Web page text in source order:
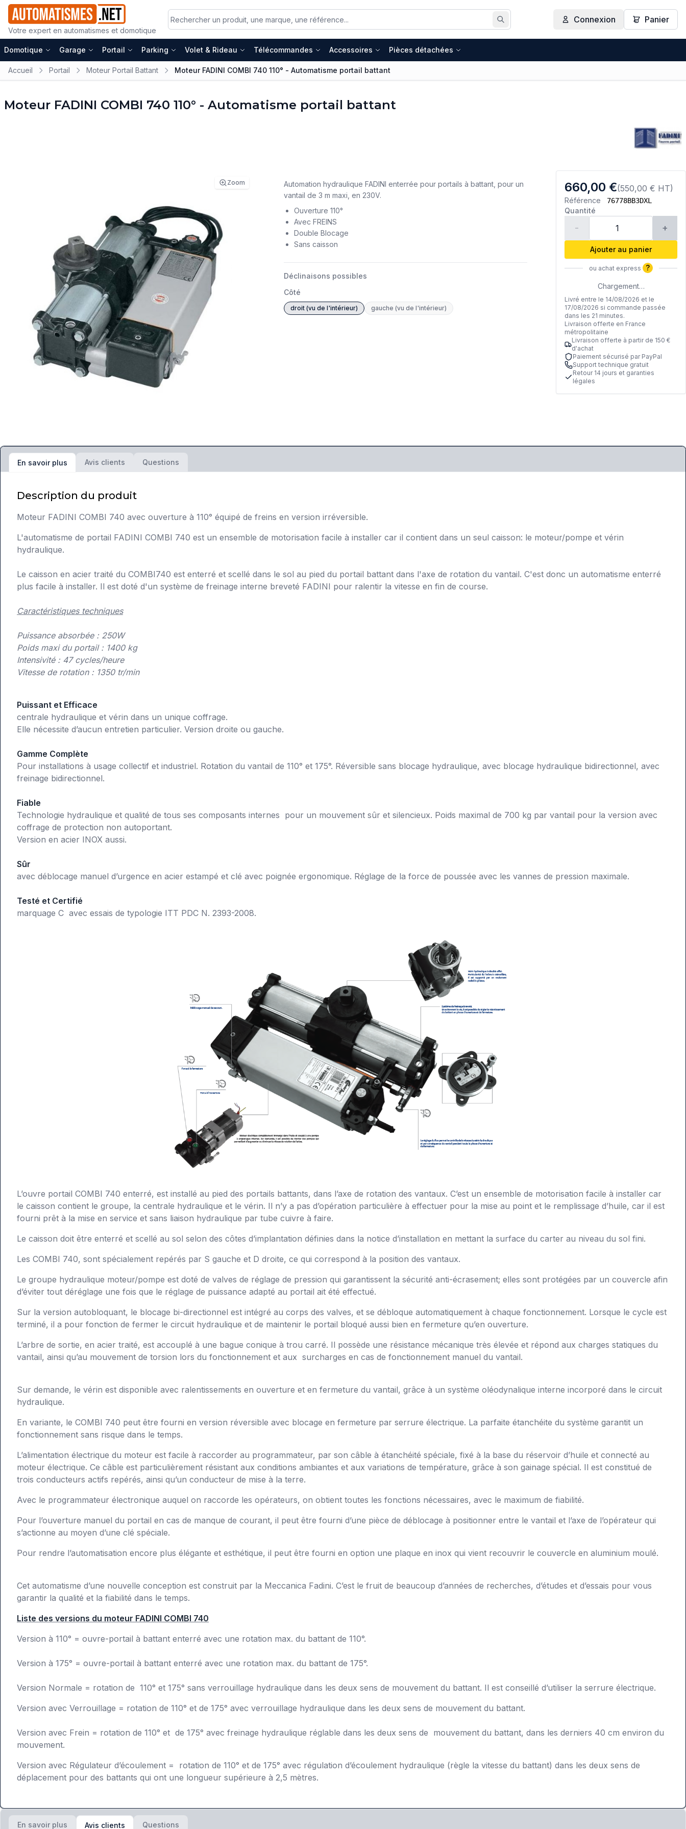
Votre expert en automatismes et domotique
Rechercher
Connexion Panier
Domotique Garage Portail Parking Volet & Rideau Télécommandes Accessoires Pièces détachées
Accueil Portail Moteur Portail Battant Moteur FADINI COMBI 740 110° - Automatisme portail battant
Moteur FADINI COMBI 740 110° - Automatisme portail battant
Zoom 660,00 €(550,00 € HT)
Référence 76778BB3DXL
Quantité
- +
Ajouter au panier
ou achat express ?
Chargement…
Livré entre le 14/08/2026 et le
17/08/2026 si commande passée
dans les 21 minutes.
Livraison offerte en France
métropolitaine
Livraison offerte à partir de 150 €
d'achat
Paiement sécurisé par PayPal
Support technique gratuit
Retour 14 jours et garanties
légales
Automation hydraulique FADINI enterrée pour portails à battant, pour un
vantail de 3 m maxi, en 230V.
Ouverture 110°
Avec FREINS
Double Blocage
Sans caisson
Déclinaisons possibles
Côté
droit (vu de l'intérieur) gauche (vu de l'intérieur)
En savoir plus Avis clients Questions
Description du produit
Moteur FADINI COMBI 740 avec ouverture à 110° équipé de freins en version irréversible.
L'automatisme de portail FADINI COMBI 740 est un ensemble de motorisation facile à installer car il contient dans un seul caisson: le moteur/pompe et vérin
hydraulique.
Le caisson en acier traité du COMBI740 est enterré et scellé dans le sol au pied du portail battant dans l'axe de rotation du vantail. C'est donc un automatisme enterré
plus facile à installer. Il est doté d'un système de freinage interne breveté FADINI pour ralentir la vitesse en fin de course.
Caractéristiques techniques
Puissance absorbée : 250W
Poids maxi du portail : 1400 kg
Intensivité : 47 cycles/heure
Vitesse de rotation : 1350 tr/min
Puissant et Efficace
centrale hydraulique et vérin dans un unique coffrage.
Elle nécessite d’aucun entretien particulier. Version droite ou gauche.
Gamme Complète
Pour installations à usage collectif et industriel. Rotation du vantail de 110° et 175°. Réversible sans blocage hydraulique, avec blocage hydraulique bidirectionnel, avec
freinage bidirectionnel.
Fiable
Technologie hydraulique et qualité de tous ses composants internes pour un mouvement sûr et silencieux. Poids maximal de 700 kg par vantail pour la version avec
coffrage de protection non autoportant.
Version en acier INOX aussi.
Sûr
avec déblocage manuel d’urgence en acier estampé et clé avec poignée ergonomique. Réglage de la force de poussée avec les vannes de pression maximale.
Testé et Certifié
marquage C avec essais de typologie ITT PDC N. 2393-2008.
L’ouvre portail COMBI 740 enterré, est installé au pied des portails battants, dans l’axe de rotation des vantaux. C’est un ensemble de motorisation facile à installer car
le caisson contient le groupe, la centrale hydraulique et le vérin. Il n’y a pas d’opération particulière à effectuer pour la mise au point et le remplissage d’huile, car il est
fourni prêt à la mise en service et sans liaison hydraulique par tube cuivre à faire.
Le caisson doit être enterré et scellé au sol selon des côtes d’implantation définies dans la notice d’installation en mettant la surface du carter au niveau du sol fini.
Les COMBI 740, sont spécialement repérés par S gauche et D droite, ce qui correspond à la position des vantaux.
Le groupe hydraulique moteur/pompe est doté de valves de réglage de pression qui garantissent la sécurité anti-écrasement; elles sont protégées par un couvercle afin
d’éviter tout déréglage une fois que le réglage de puissance adapté au portail ait été effectué.
Sur la version autobloquant, le blocage bi-directionnel est intégré au corps des valves, et se débloque automatiquement à chaque fonctionnement. Lorsque le cycle est
terminé, il a pour fonction de fermer le circuit hydraulique et de maintenir le portail bloqué aussi bien en fermeture qu’en ouverture.
L’arbre de sortie, en acier traité, est accouplé à une bague conique à trou carré. Il possède une résistance mécanique très élevée et répond aux charges statiques du
vantail, ainsi qu’au mouvement de torsion lors du fonctionnement et aux surcharges en cas de fonctionnement manuel du vantail.
Sur demande, le vérin est disponible avec ralentissements en ouverture et en fermeture du vantail, grâce à un système oléodynalique interne incorporé dans le circuit
hydraulique.
En variante, le COMBI 740 peut être fourni en version réversible avec blocage en fermeture par serrure électrique. La parfaite étanchéite du système garantit un
fonctionnement sans risque dans le temps.
L’alimentation électrique du moteur est facile à raccorder au programmateur, par son câble à étanchéité spéciale, fixé à la base du réservoir d’huile et connecté au
moteur électrique. Ce câble est particulièrement résistant aux conditions ambiantes et aux variations de température, grâce à son gainage spécial. Il est constitué de
trois conducteurs actifs repérés, ainsi qu’un conducteur de mise à la terre.
Avec le programmateur électronique auquel on raccorde les opérateurs, on obtient toutes les fonctions nécessaires, avec le maximum de fiabilité.
Pour l’ouverture manuel du portail en cas de manque de courant, il peut être fourni d’une pièce de déblocage à positionner entre le vantail et l’axe de l’opérateur qui
s’actionne au moyen d’une clé spéciale.
Pour rendre l’automatisation encore plus élégante et esthétique, il peut être fourni en option une plaque en inox qui vient recouvrir le couvercle en aluminium moulé.
Cet automatisme d’une nouvelle conception est construit par la Meccanica Fadini. C’est le fruit de beaucoup d’années de recherches, d’études et d’essais pour vous
garantir la qualité et la fiabilité dans le temps.
Liste des versions du moteur FADINI COMBI 740
Version à 110° = ouvre-portail à battant enterré avec une rotation max. du battant de 110°.
Version à 175° = ouvre-portail à battant enterré avec une rotation max. du battant de 175°.
Version Normale = rotation de 110° et 175° sans verrouillage hydraulique dans les deux sens de mouvement du battant. Il est conseillé d’utiliser la serrure électrique.
Version avec Verrouillage = rotation de 110° et de 175° avec verrouillage hydraulique dans les deux sens de mouvement du battant.
Version avec Frein = rotation de 110° et de 175° avec freinage hydraulique réglable dans les deux sens de mouvement du battant, dans les derniers 40 cm environ du
mouvement.
Version avec Régulateur d’écoulement = rotation de 110° et de 175° avec régulation d’écoulement hydraulique (règle la vitesse du battant) dans les deux sens de
déplacement pour des battants qui ont une longueur supérieure à 2,5 mètres.
En savoir plus Avis clients Questions